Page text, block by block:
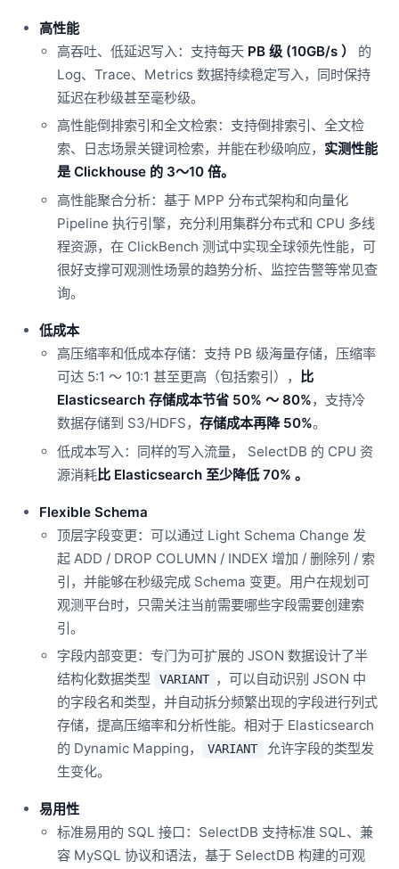
高性能
高吞吐、低延迟写入：支持每天 PB 级 (10GB/s ）
的
Log、Trace、Metrics 数据持续稳定写入，同时保持
延迟在秒级甚至毫秒级。
高性能倒排索引和全文检索：支持倒排索引、全文检
索、日志场景关键词检索，并能在秒级响应， 实测性能
是 Clickhouse 的 3～10 倍。
高性能聚合分析：基于 MPP 分布式架构和向量化
Pipeline 执行引擎，充分利用集群分布式和 CPU 多线
程资源，在 ClickBench 测试中实现全球领先性能，可
很好支撑可观测性场景的趋势分析、监控告警等常见查
询。
低成本
高压缩率和低成本存储：支持 PB 级海量存储，压缩率
可达 5:1 ～ 10:1 甚至更高（包括索引）， 比
Elasticsearch 存储成本节省 50% ～ 80%，支持冷
数据存储到 S3/HDFS， 存储成本再降 50%。
低成本写入：同样的写入流量， SelectDB 的 CPU 资
源消耗比 Elasticsearch 至少降低 70% 。
Flexible Schema
顶层字段变更：可以通过 Light Schema Change 发
起 ADD / DROP COLUMN / INDEX 增加 / 删除列 / 索
引，并能够在秒级完成 Schema 变更。用户在规划可
观测平台时，只需关注当前需要哪些字段需要创建索
引。
字段内部变更：专门为可扩展的 JSON 数据设计了半
结构化数据类型
VARIANT ，可以自动识别 JSON 中
的字段名和类型，并自动拆分频繁出现的字段进行列式
存储，提高压缩率和分析性能。相对于 Elasticsearch
的 Dynamic Mapping，
VARIANT
允许字段的类型发
生变化。
易用性
标准易用的 SQL 接口：SelectDB 支持标准 SQL、兼
容 MySQL 协议和语法，基于 SelectDB 构建的可观